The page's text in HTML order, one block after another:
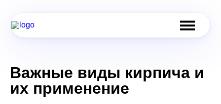
Важные виды кирпича и
их применение